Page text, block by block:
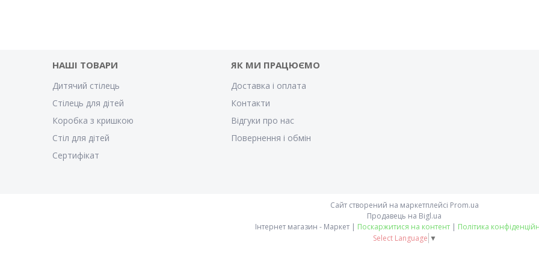
НАШІ ТОВАРИ
Дитячий стілець
Стілець для дітей
Коробка з кришкою
Стіл для дітей
Cертифікат
ЯК МИ ПРАЦЮЄМО
Доставка і оплата
Контакти
Відгуки про нас
Повернення і обмін
Сайт створений на маркетплейсі Prom.ua
Продавець на Bigl.ua
Інтернет магазин - Маркет | Поскаржитися на контент | Політика
Select Language ▼